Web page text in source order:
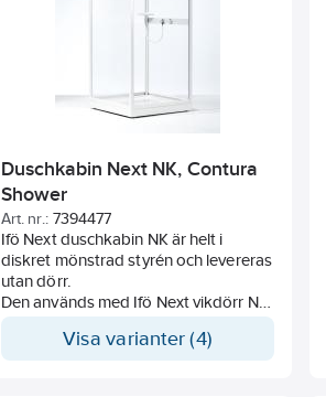
Duschkabin Next NK, Contura
Shower
Art. nr.: 7394477
Ifö Next duschkabin NK är helt i
diskret mönstrad styrén och levereras
utan dörr.
Den används med Ifö Next vikdörr ND
Vikdörren viks in mot mitten när den
Visa varianter (4)